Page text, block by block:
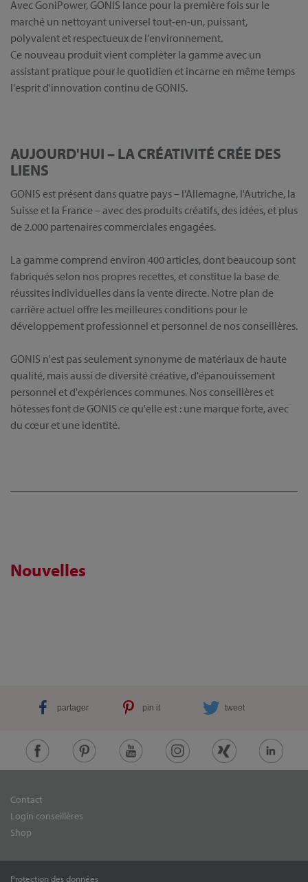
Avec GoniPower, GONIS lance pour la première fois sur le
marché un nettoyant universel tout-en-un, puissant,
polyvalent et respectueux de l'environnement.
Ce nouveau produit vient compléter la gamme avec un
assistant pratique pour le quotidien et incarne en même temps
l'esprit d'innovation continu de GONIS.
AUJOURD'HUI – LA CRÉATIVITÉ CRÉE DES
LIENS
GONIS est présent dans quatre pays – l'Allemagne, l'Autriche, la
Suisse et la France – avec des produits créatifs, des idées, et plus
de 2.000 partenaires commerciales engagées.
La gamme comprend environ 400 articles, dont beaucoup sont
fabriqués selon nos propres recettes, et constitue la base de
réussites individuelles dans la vente directe. Notre plan de
carrière actuel offre les meilleures conditions pour le
développement professionnel et personnel de nos conseillères.
GONIS n'est pas seulement synonyme de matériaux de haute
qualité, mais aussi de diversité créative, d'épanouissement
personnel et d'expériences communes. Nos conseillères et
hôtesses font de GONIS ce qu'elle est : une marque forte, avec
du cœur et une identité.
Nouvelles
partager pin it tweet
Contact
Login conseillères
Shop
Protection des données